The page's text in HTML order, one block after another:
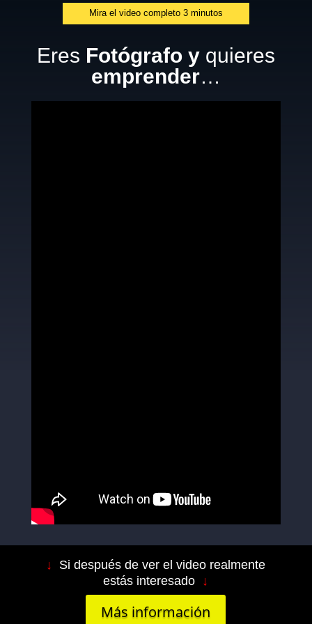
Mira el video completo 3 minutos
Eres Fotógrafo y quieres
emprender…
↓
Si después de ver el video realmente
estás interesado ↓
Más información